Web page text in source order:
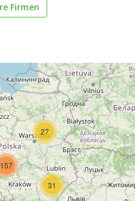
Firmen
31
27
157